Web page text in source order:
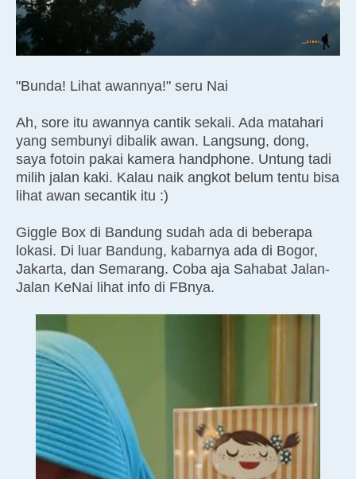
"Bunda! Lihat awannya!" seru Nai
Ah, sore itu awannya cantik sekali. Ada matahari
yang sembunyi dibalik awan. Langsung, dong,
saya fotoin pakai kamera handphone. Untung tadi
milih jalan kaki. Kalau naik angkot belum tentu bisa
lihat awan secantik itu :)
Giggle Box di Bandung sudah ada di beberapa
lokasi. Di luar Bandung, kabarnya ada di Bogor,
Jakarta, dan Semarang. Coba aja Sahabat Jalan-
Jalan KeNai lihat info di FBnya.